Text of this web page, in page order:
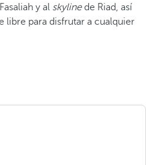
y al skylinede Riad, así
libre para disfrutar a cualquier